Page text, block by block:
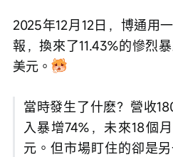
2025年12月12日，博通用
報，換來了11.43%的慘烈
美元。
當時發生了什麽？營收
入暴增74%，未來18個
元。但市場盯住的卻是